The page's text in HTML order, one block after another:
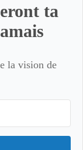
ta
la vision de